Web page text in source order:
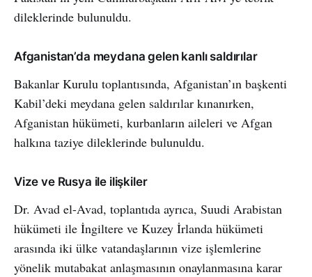
dileklerinde bulunuldu.
Afganistan’da meydana gelen kanlı saldırılar
Bakanlar Kurulu toplantısında, Afganistan’ın başkenti
Kabil’deki meydana gelen saldırılar kınanırken,
Afganistan hükümeti, kurbanların aileleri ve Afgan
halkına taziye dileklerinde bulunuldu.
Vize ve Rusya ile ilişkiler
Dr. Avad el-Avad, toplantıda ayrıca, Suudi Arabistan
hükümeti ile İngiltere ve Kuzey İrlanda hükümeti
arasında iki ülke vatandaşlarının vize işlemlerine
yönelik mutabakat anlaşmasının onaylanmasına karar